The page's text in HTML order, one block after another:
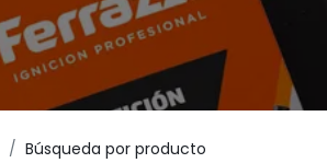
Búsqueda por producto